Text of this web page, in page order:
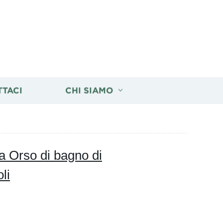
CHI SIAMO
Orso di bagno di